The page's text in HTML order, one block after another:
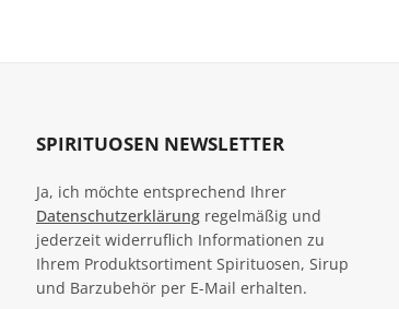
SPIRITUOSEN NEWSLETTER
Ja, ich möchte entsprechend Ihrer
Datenschutzerklärung regelmäßig und
jederzeit widerruflich Informationen zu
Ihrem Produktsortiment Spirituosen, Sirup
und Barzubehör per E-Mail erhalten.